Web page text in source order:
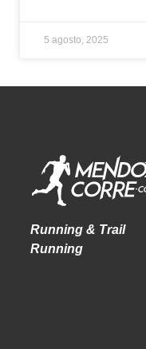
5 agosto, 2025
Running & Trail
Running